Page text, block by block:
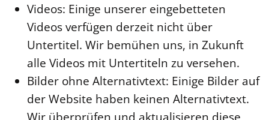
Videos: Einige unserer eingebetteten
Videos verfügen derzeit nicht über
Untertitel. Wir bemühen uns, in Zukunft
alle Videos mit Untertiteln zu versehen.
Bilder ohne Alternativtext: Einige Bilder auf
der Website haben keinen Alternativtext.